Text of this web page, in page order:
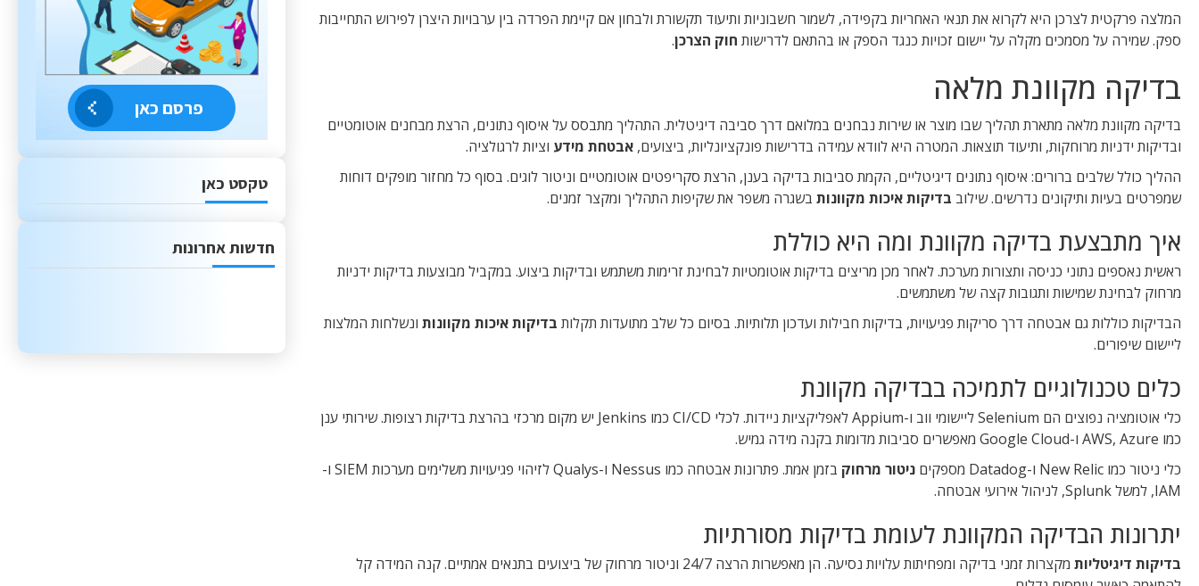
המלצה פרקטית לצרכן היא לקרוא את תנאי האחריות בקפידה, לשמור חשבוניות ותיעוד תקשורת ולבחון אם קיימת הפרדה בין ערבויות היצרן לפירוש התחייבות
ספק. שמירה על מסמכים מקלה על יישום זכויות כנגד הספק או בהתאם לדרישות חוק הצרכן.
בדיקה מקוונת מלאה
בדיקה מקוונת מלאה מתארת תהליך שבו מוצר או שירות נבחנים במלואם דרך סביבה דיגיטלית. התהליך מתבסס על איסוף נתונים, הרצת מבחנים אוטומטיים
ובדיקות ידניות מרוחקות, ותיעוד תוצאות. המטרה היא לוודא עמידה בדרישות פונקציונליות, ביצועים, אבטחת מידע וציות לרגולציה.
ההליך כולל שלבים ברורים: איסוף נתונים דיגיטליים, הקמת סביבות בדיקה בענן, הרצת סקריפטים אוטומטיים וניטור לוגים. בסוף כל מחזור מופקים דוחות
שמפרטים בעיות ותיקונים נדרשים. שילוב בדיקות איכות מקוונות בשגרה משפר את שקיפות התהליך ומקצר זמנים.
איך מתבצעת בדיקה מקוונת ומה היא כוללת
ראשית נאספים נתוני כניסה ותצורות מערכת. לאחר מכן מריצים בדיקות אוטומטיות לבחינת זרימות משתמש ובדיקות ביצוע. במקביל מבוצעות בדיקות ידניות
מרחוק לבחינת שמישות ותגובות קצה של משתמשים.
הבדיקות כוללות גם אבטחה דרך סריקות פגיעויות, בדיקות חבילות ועדכון תלותיות. בסיום כל שלב מתועדות תקלות בדיקות איכות מקוונות ונשלחות המלצות
ליישום שיפורים.
כלים טכנולוגיים לתמיכה בבדיקה מקוונת
כלי אוטומציה נפוצים הם Selenium ליישומי ווב ו-Appium לאפליקציות ניידות. לכלי CI/CD כמו Jenkins יש מקום מרכזי בהרצת בדיקות רצופות. שירותי ענן
כמו AWS, Azure ו-Google Cloud מאפשרים סביבות מדומות בקנה מידה גמיש.
כלי ניטור כמו New Relic ו-Datadog מספקים
ניטור מרחוק
בזמן אמת. פתרונות אבטחה כמו Nessus ו-Qualys לזיהוי פגיעויות משלימים מערכות SIEM ו-
IAM, למשל Splunk, לניהול אירועי אבטחה.
יתרונות הבדיקה המקוונת לעומת בדיקות מסורתיות
בדיקות דיגיטליות
מקצרות זמני בדיקה ומפחיתות עלויות נסיעה. הן מאפשרות הרצה 24/7 וניטור מרחוק של ביצועים בתנאים אמתיים. קנה המידה קל
פרסם כאן
טקסט כאן
חדשות אחרונות